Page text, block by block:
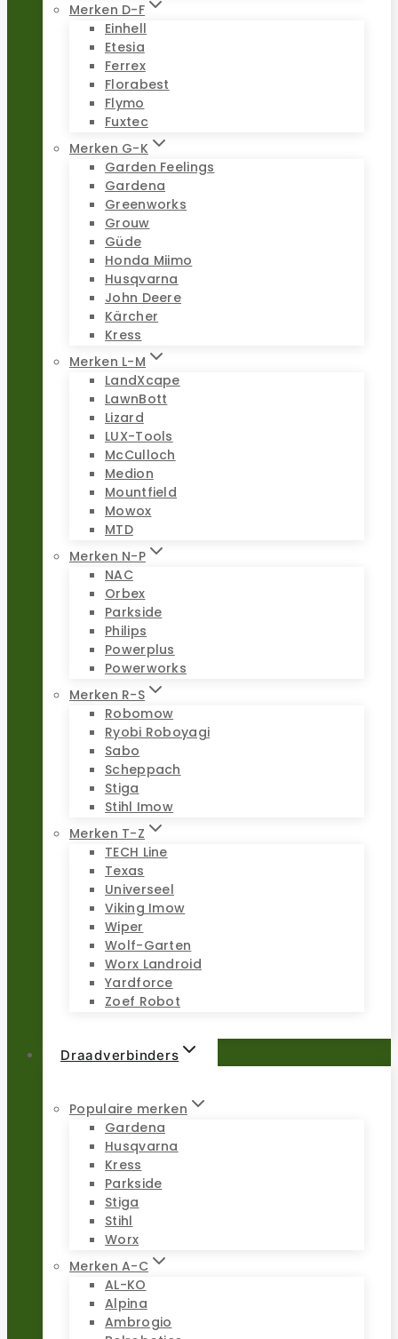
Merken D-F
Einhell
Etesia
Ferrex
Florabest
Flymo
Fuxtec
Merken G-K
Garden Feelings
Gardena
Greenworks
Grouw
Güde
Honda Miimo
Husqvarna
John Deere
Kärcher
Kress
Merken L-M
LandXcape
LawnBott
Lizard
LUX-Tools
McCulloch
Medion
Mountfield
Mowox
MTD
Merken N-P
NAC
Orbex
Parkside
Philips
Powerplus
Powerworks
Merken R-S
Robomow
Ryobi Roboyagi
Sabo
Scheppach
Stiga
Stihl Imow
Merken T-Z
TECH Line
Texas
Universeel
Viking Imow
Wiper
Wolf-Garten
Worx Landroid
Yardforce
Zoef Robot
Draadverbinders
Populaire merken
Gardena
Husqvarna
Kress
Parkside
Stiga
Stihl
Worx
Merken A-C
AL-KO
Alpina
Ambrogio